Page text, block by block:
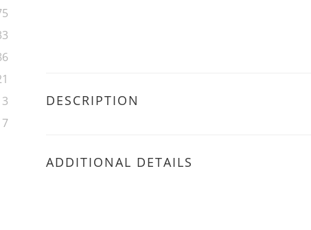
3
7
DESCRIPTION
ADDITIONAL DETAILS